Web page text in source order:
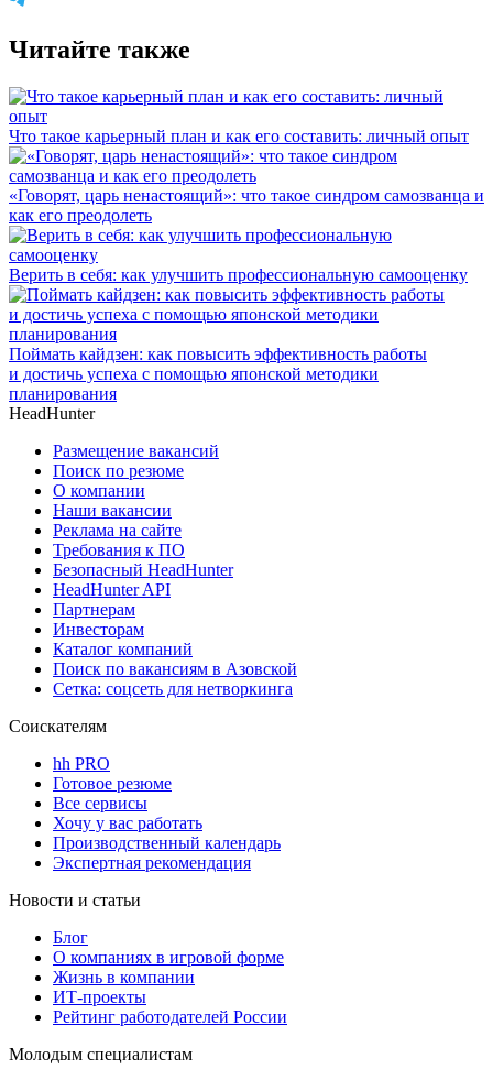
Читайте также
Что такое карьерный план и как его составить: личный опыт
«Говорят, царь ненастоящий»: что такое синдром самозванца и
как его преодолеть
Верить в себя: как улучшить профессиональную самооценку
Поймать кайдзен: как повысить эффективность работы
и достичь успеха с помощью японской методики
планирования
HeadHunter
Размещение вакансий
Поиск по резюме
О компании
Наши вакансии
Реклама на сайте
Требования к ПО
Безопасный HeadHunter
HeadHunter API
Партнерам
Инвесторам
Каталог компаний
Поиск по вакансиям в Азовской
Сетка: соцсеть для нетворкинга
Соискателям
hh PRO
Готовое резюме
Все сервисы
Хочу у вас работать
Производственный календарь
Экспертная рекомендация
Новости и статьи
Блог
О компаниях в игровой форме
Жизнь в компании
ИТ-проекты
Рейтинг работодателей России
Молодым специалистам